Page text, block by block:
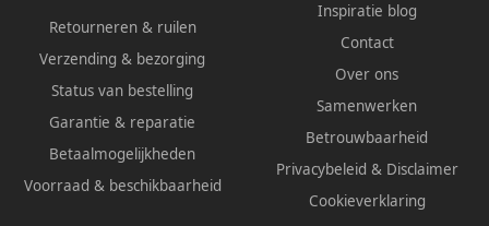
Retourneren & ruilen
Verzending & bezorging
Status van bestelling
Garantie & reparatie
Betaalmogelijkheden
Voorraad & beschikbaarheid
Inspiratie blog
Contact
Over ons
Samenwerken
Betrouwbaarheid
Privacybeleid & Disclaimer
Cookieverklaring